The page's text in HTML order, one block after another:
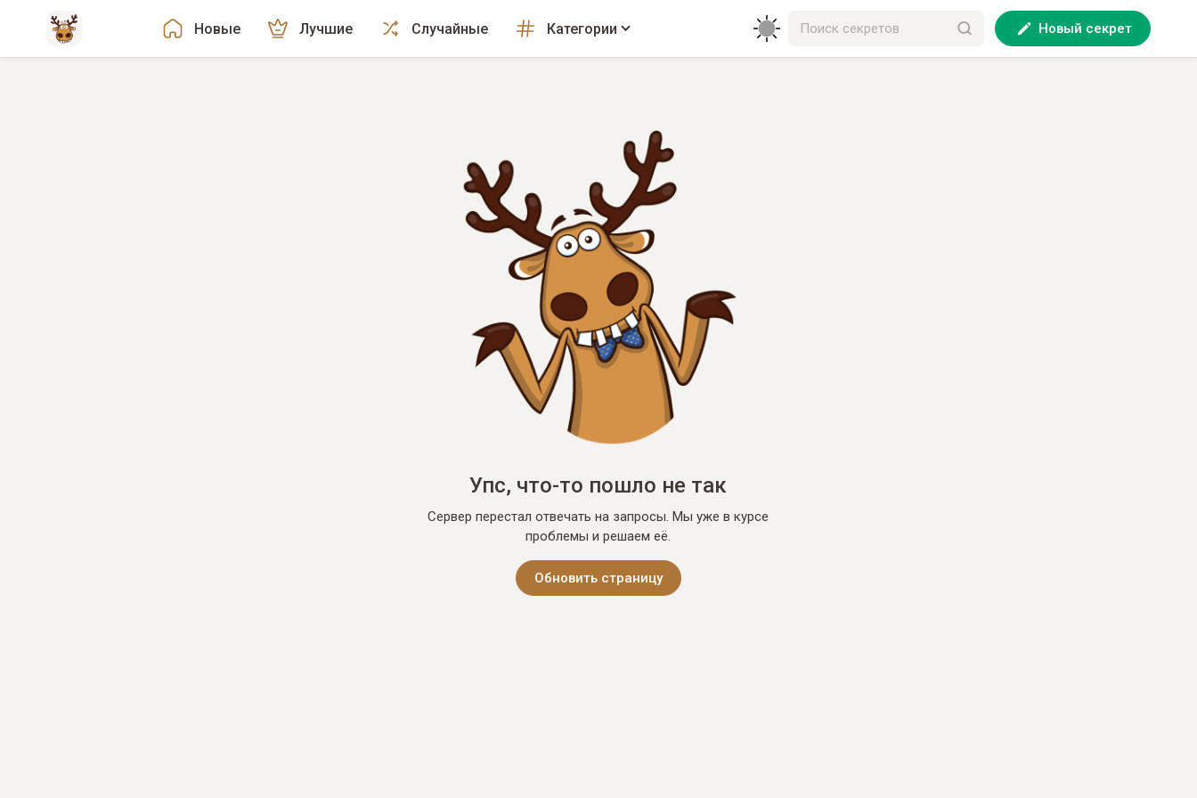
Новые Лучшие Случайные Категории Новый секрет
Упс, что-то пошло не так
Сервер перестал отвечать на запросы. Мы уже в курсе
проблемы и решаем её.
Обновить страницу